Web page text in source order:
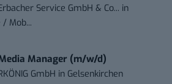
Service GmbH & Co... in
Mob...
Manager (m/w/d)
GmbH in Gelsenkirchen